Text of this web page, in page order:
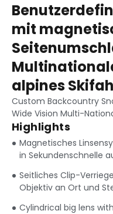
mit
alpines
Custom Backcountry
Wide Vision Multi-
Highlights
Magnetisches
in Sekundenschnelle
Seitliches Clip-
Objektiv an Ort und
Cylindrical big lens